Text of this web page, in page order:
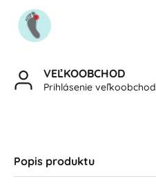
VEĽKOOBCHOD
Prihlásenie veľkoobchod
Popis produktu